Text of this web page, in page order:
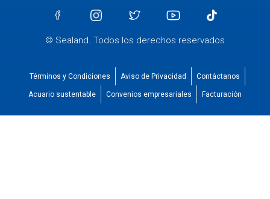
© Sealand. Todos los derechos reservados
Términos y Condiciones Aviso de Privacidad Contáctanos
Acuario sustentable Convenios empresariales Facturación